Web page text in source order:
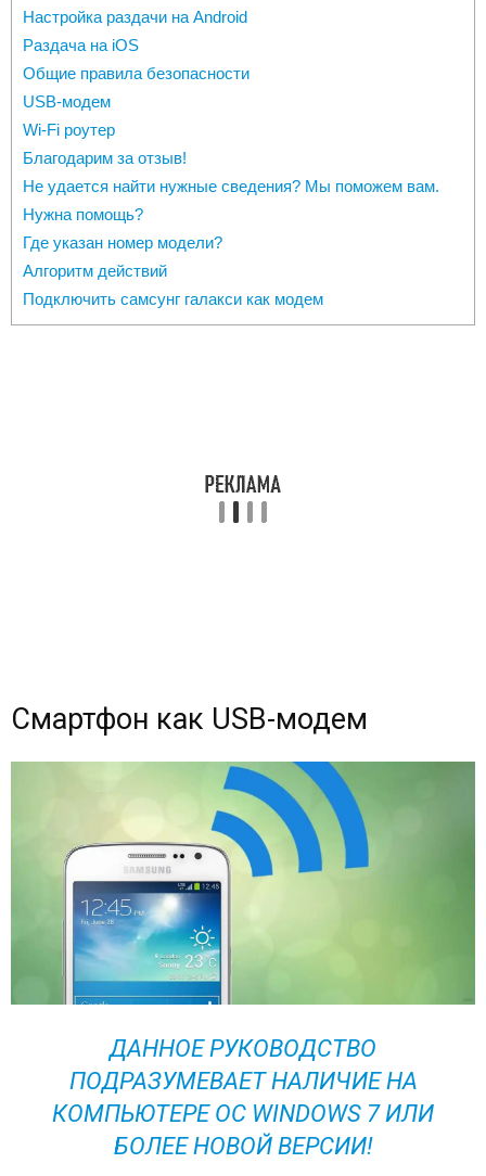
Настройка раздачи на Android
Раздача на iOS
Общие правила безопасности
USB-модем
Wi-Fi роутер
Благодарим за отзыв!
Не удается найти нужные сведения? Мы поможем вам.
Нужна помощь?
Где указан номер модели?
Алгоритм действий
Подключить самсунг галакси как модем
Смартфон как USB-модем
ДАННОЕ РУКОВОДСТВО
ПОДРАЗУМЕВАЕТ НАЛИЧИЕ НА
КОМПЬЮТЕРЕ ОС WINDOWS 7 ИЛИ
БОЛЕЕ НОВОЙ ВЕРСИИ!